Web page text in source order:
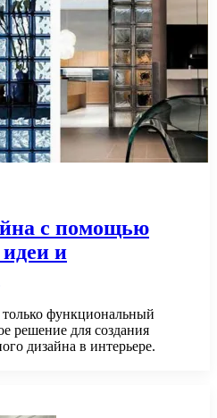
с помощью
идеи и
функциональный
решение для создания
дизайна в интерьере.